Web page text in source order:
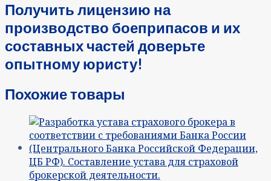
Получить лицензию на
производство боеприпасов и их
составных частей доверьте
опытному юристу!
Похожие товары